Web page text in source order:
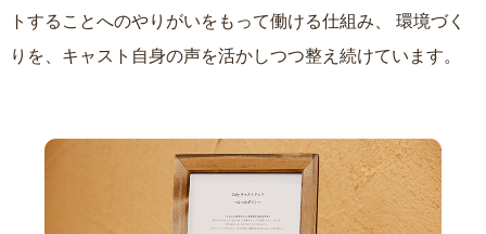
トすることへのやりがいをもって働ける仕組み、
りを、キャスト自身の声を活かしつつ整え続けています。